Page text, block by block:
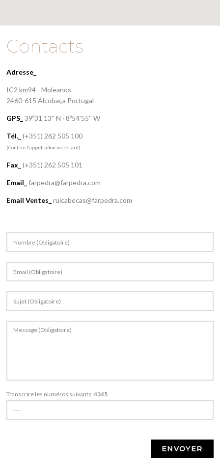
Pierres
Portfolio
Nouvelle
Contacts
Contacts
Adresse_
IC2 km94 - Moleanos
2460-615 Alcobaça Portugal
GPS_39º31'13'' N · 8º54'55'' W
Tél._(+351) 262 505 100
(Coût de l'appel selon votre tarif)
Fax_(+351) 262 505 101
Email_farpedra@farpedra.com
Email Ventes_ ruicabecas@farpedra.com
Transcrire les numéros suivants:4345